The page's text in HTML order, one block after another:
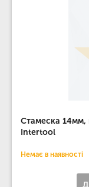
Стамеска 14мм,
Intertool
Немає в наявності